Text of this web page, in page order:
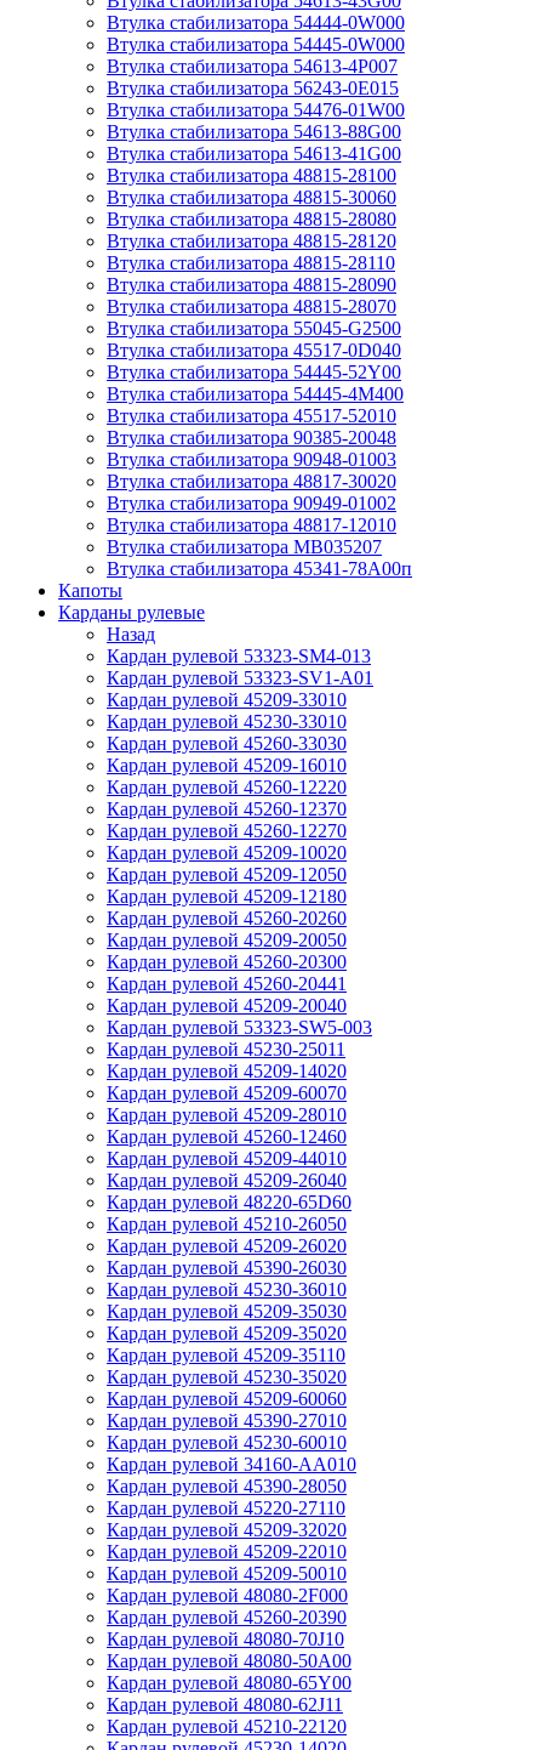
Втулка стабилизатора 54444-0W000
Втулка стабилизатора 54445-0W000
Втулка стабилизатора 54613-4P007
Втулка стабилизатора 56243-0E015
Втулка стабилизатора 54476-01W00
Втулка стабилизатора 54613-88G00
Втулка стабилизатора 54613-41G00
Втулка стабилизатора 48815-28100
Втулка стабилизатора 48815-30060
Втулка стабилизатора 48815-28080
Втулка стабилизатора 48815-28120
Втулка стабилизатора 48815-28110
Втулка стабилизатора 48815-28090
Втулка стабилизатора 48815-28070
Втулка стабилизатора 55045-G2500
Втулка стабилизатора 45517-0D040
Втулка стабилизатора 54445-52Y00
Втулка стабилизатора 54445-4M400
Втулка стабилизатора 45517-52010
Втулка стабилизатора 90385-20048
Втулка стабилизатора 90948-01003
Втулка стабилизатора 48817-30020
Втулка стабилизатора 90949-01002
Втулка стабилизатора 48817-12010
Втулка стабилизатора MB035207
Втулка стабилизатора 45341-78A00п
Капоты
Карданы рулевые
Назад
Кардан рулевой 53323-SM4-013
Кардан рулевой 53323-SV1-A01
Кардан рулевой 45209-33010
Кардан рулевой 45230-33010
Кардан рулевой 45260-33030
Кардан рулевой 45209-16010
Кардан рулевой 45260-12220
Кардан рулевой 45260-12370
Кардан рулевой 45260-12270
Кардан рулевой 45209-10020
Кардан рулевой 45209-12050
Кардан рулевой 45209-12180
Кардан рулевой 45260-20260
Кардан рулевой 45209-20050
Кардан рулевой 45260-20300
Кардан рулевой 45260-20441
Кардан рулевой 45209-20040
Кардан рулевой 53323-SW5-003
Кардан рулевой 45230-25011
Кардан рулевой 45209-14020
Кардан рулевой 45209-60070
Кардан рулевой 45209-28010
Кардан рулевой 45260-12460
Кардан рулевой 45209-44010
Кардан рулевой 45209-26040
Кардан рулевой 48220-65D60
Кардан рулевой 45210-26050
Кардан рулевой 45209-26020
Кардан рулевой 45390-26030
Кардан рулевой 45230-36010
Кардан рулевой 45209-35030
Кардан рулевой 45209-35020
Кардан рулевой 45209-35110
Кардан рулевой 45230-35020
Кардан рулевой 45209-60060
Кардан рулевой 45390-27010
Кардан рулевой 45230-60010
Кардан рулевой 34160-AA010
Кардан рулевой 45390-28050
Кардан рулевой 45220-27110
Кардан рулевой 45209-32020
Кардан рулевой 45209-22010
Кардан рулевой 45209-50010
Кардан рулевой 48080-2F000
Кардан рулевой 45260-20390
Кардан рулевой 48080-70J10
Кардан рулевой 48080-50A00
Кардан рулевой 48080-65Y00
Кардан рулевой 48080-62J11
Кардан рулевой 45210-22120